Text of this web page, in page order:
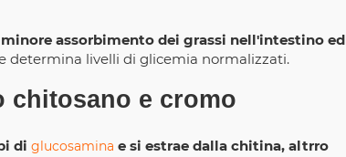
minore assorbimento dei grassi nell'intestino ed
determina livelli di glicemia normalizzati.
chitosano e cromo
di glucosamina e si estrae dalla chitina, altrro